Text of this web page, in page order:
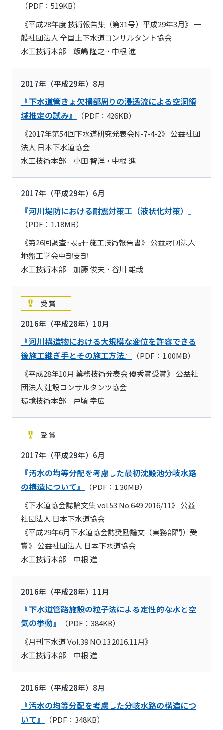
（PDF：519KB）
《平成28年度 技術報告集（第31号）平成29年3月》 一
般社団法人 全国上下水道コンサルタント協会
水工技術本部 飯嶋 隆之・中根 進
2017年（平成29年）8月
『下水道管きょ欠損部周りの浸透流による空洞領
域推定の試み』
（PDF：426KB）
《2017年第54回下水道研究発表会N-7-4-2》 公益社団
法人 日本下水道協会
水工技術本部 小田 智洋・中根 進
2017年（平成29年）6月
『河川堤防における耐震対策工（液状化対策）』
（PDF：1.18MB）
《第26回調査･設計･施工技術報告書》 公益財団法人
地盤工学会中部支部
水工技術本部 加藤 俊夫・谷川 雄哉
受賞
2016年（平成28年）10月
『河川構造物における大規模な変位を許容できる
後施工継ぎ手とその施工方法』
（PDF：1.00MB）
《平成28年10月 業務技術発表会 優秀賞受賞》 公益社
団法人 建設コンサルタンツ協会
環境技術本部 戸頃 幸広
受賞
2017年（平成29年）6月
『汚水の均等分配を考慮した最初沈殿池分岐水路
の構造について』
（PDF：1.30MB）
《下水道協会誌論文集 vol.53 No.649 2016/11》 公益
社団法人 日本下水道協会
《平成29年6月下水道協会誌奨励論文（実務部門）受
賞》 公益社団法人 日本下水道協会
水工技術本部 中根 進
2016年（平成28年）11月
『下水道管路施設の粒子法による定性的な水と空
気の挙動』
（PDF：384KB）
《月刊下水道 Vol.39 NO.13 2016.11月》
水工技術本部 中根 進
2016年（平成28年）8月
『汚水の均等分配を考慮した分岐水路の構造につ
いて』
（PDF：348KB）